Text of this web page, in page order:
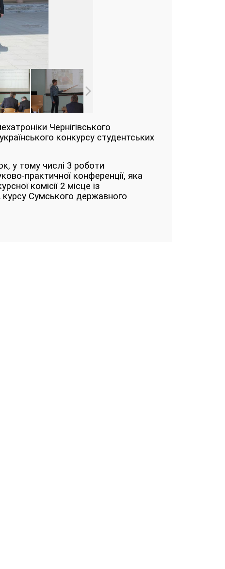
Чернігівського
конкурсу студентських
у тому числі 3 роботи
практичної конференції, яка
комісії 2 місце із
Сумського державного